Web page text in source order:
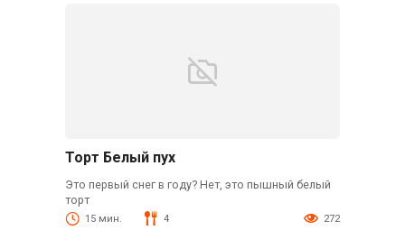
Торт Белый пух
Это первый снег в году? Нет, это пышный белый
торт
15 мин. 4 272